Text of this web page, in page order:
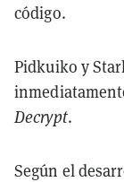
código.
Pidkuiko y
Decrypt.
Según el